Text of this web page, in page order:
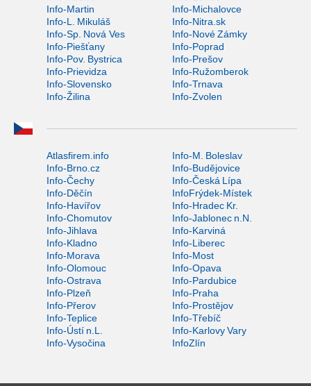
Info-Martin
Info-Michalovce
Info-L. Mikuláš
Info-Nitra.sk
Info-Sp. Nová Ves
Info-Nové Zámky
Info-Piešťany
Info-Poprad
Info-Pov. Bystrica
Info-Prešov
Info-Prievidza
Info-Ružomberok
Info-Slovensko
Info-Trnava
Info-Žilina
Info-Zvolen
Atlasfirem.info
Info-M. Boleslav
Info-Brno.cz
Info-Budějovice
Info-Čechy
Info-Česká Lípa
Info-Děčín
InfoFrýdek-Místek
Info-Havířov
Info-Hradec Kr.
Info-Chomutov
Info-Jablonec n.N.
Info-Jihlava
Info-Karviná
Info-Kladno
Info-Liberec
Info-Morava
Info-Most
Info-Olomouc
Info-Opava
Info-Ostrava
Info-Pardubice
Info-Plzeň
Info-Praha
Info-Přerov
Info-Prostějov
Info-Teplice
Info-Třebíč
Info-Ústí n.L.
Info-Karlovy Vary
Info-Vysočina
InfoZlín